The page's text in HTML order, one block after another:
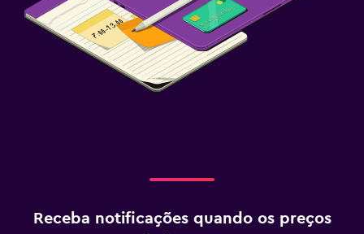
Receba notificações quando os preços